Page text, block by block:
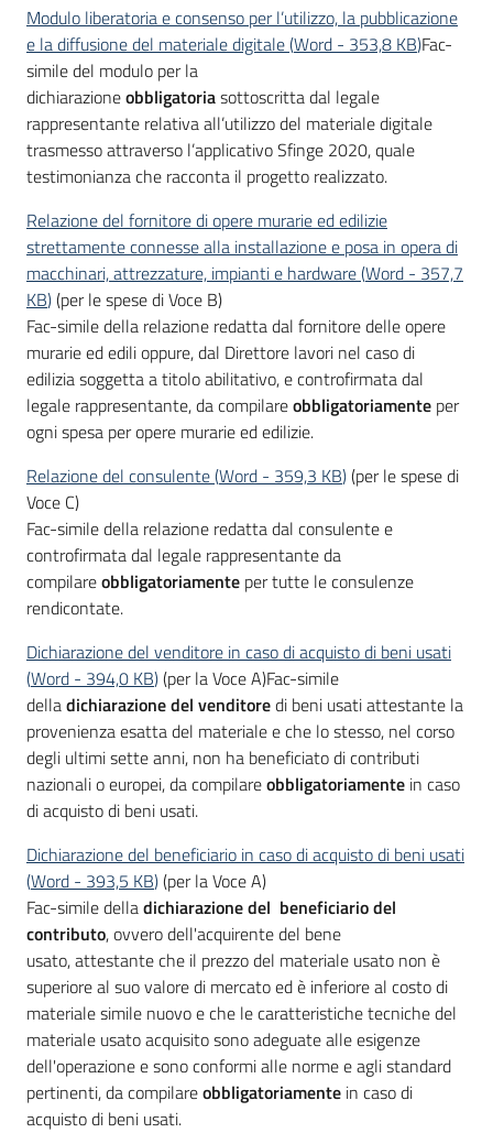
Modulo liberatoria e consenso per l’utilizzo, la pubblicazione
e la diffusione del materiale digitale(Word - 353,8 KB)Fac-
simile del modulo per la
dichiarazioneobbligatoriasottoscritta dal legale
rappresentante relativa all’utilizzo del materiale digitale
trasmesso attraverso l’applicativo Sfinge 2020, quale
testimonianza che racconta il progetto realizzato.
Relazione del fornitore di opere murarie ed edilizie
strettamente connesse alla installazione e posa in opera di
macchinari, attrezzature, impianti e hardware(Word - 357,7
KB)(per le spese di Voce B)
Fac-simile della relazione redatta dal fornitore delle opere
murarie ed edili oppure, dal Direttore lavori nel caso di
edilizia soggetta a titolo abilitativo, e controfirmata dal
legale rappresentante, da compilareobbligatoriamente per
ogni spesa per opere murarie ed edilizie.
Relazione del consulente(Word - 359,3 KB)(per le spese di
Voce C)
Fac-simile della relazione redatta dal consulente e
controfirmata dal legale rappresentante da
compilareobbligatoriamente per tutte le consulenze
rendicontate.
Dichiarazione del venditore in caso di acquisto di beni usati
(Word - 394,0 KB)(per la Voce A)Fac-simile
delladichiarazione del venditoredi beni usati attestante la
provenienza esatta del materiale e che lo stesso, nel corso
degli ultimi sette anni, non ha beneficiato di contributi
nazionali o europei, da compilareobbligatoriamente in caso
di acquisto di beni usati.
Dichiarazione del beneficiario in caso di acquisto di beni usati
(Word - 393,5 KB)(per la Voce A)
Fac-simile delladichiarazione del beneficiario del
contributo, ovvero dell'acquirente del bene
usato, attestante che il prezzo del materiale usato non è
superiore al suo valore di mercato ed è inferiore al costo di
materiale simile nuovo e che le caratteristiche tecniche del
materiale usato acquisito sono adeguate alle esigenze
dell'operazione e sono conformi alle norme e agli standard
pertinenti, da compilareobbligatoriamente in caso di
acquisto di beni usati.